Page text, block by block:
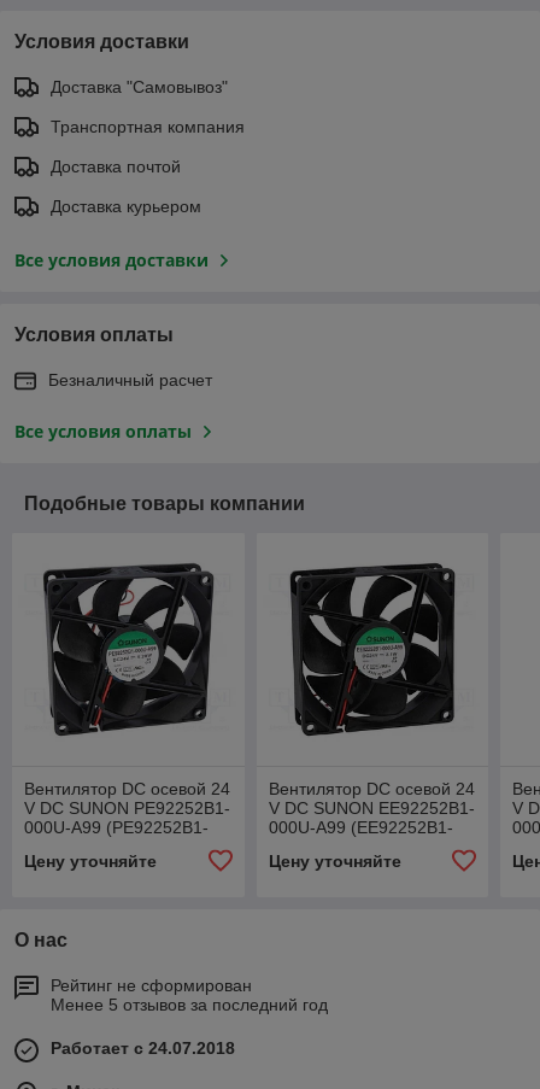
Условия доставки
Доставка "Самовывоз"
Транспортная компания
Доставка почтой
Доставка курьером
Все условия доставки
Условия оплаты
Безналичный расчет
Все условия оплаты
Подобные товары компании
Вентилятор DC осевой 24
V DC SUNON PE92252B1-
000U-A99 (PE92252B1-
Цену уточняйте
Вентилятор DC осевой 24
V DC SUNON EE92252B1-
000U-A99 (EE92252B1-
Цену уточняйте
V
О нас
Рейтинг не сформирован
Менее 5 отзывов за последний год
Работает с 24.07.2018